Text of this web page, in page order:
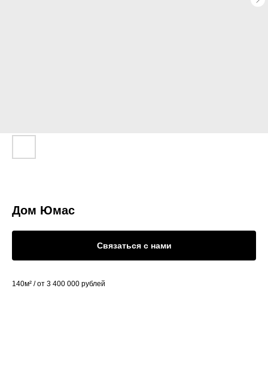
Дом Юмас
Связаться с нами
140м² / от 3 400 000 рублей